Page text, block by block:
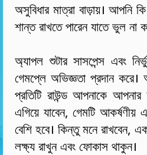
অসুবিধার মাত্রা বাড়ায়। আপনি
শান্ত রাখতে পারেন যাতে ভুল না
অ্যাপল শুটার সাসপেন্স এবং
গেমপ্লে অভিজ্ঞতা প্রদান
প্রতিটি রাউন্ড আপনাকে
এগিয়ে যাবেন, গেমটি আকর্ষণীয়
বেশি হবে। কিন্তু মনে রাখবেন,
লক্ষ্য রাখুন এবং ফোকাস থাকুন।